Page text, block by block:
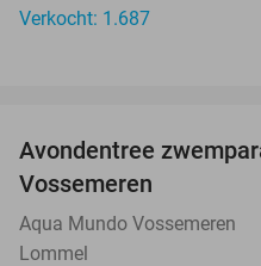
Verkocht: 1.687
Avondentree
Vossemeren
Aqua Mundo Vossemeren
Lommel